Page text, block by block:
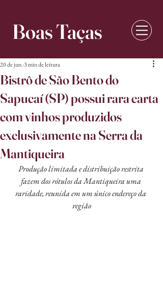
Boas Taças
Bistrô de São Bento do
Sapucaí (SP) possui rara carta
com vinhos produzidos
exclusivamente na Serra da
Mantiqueira
20 de jun.3 min de leitura
Produção limitada e distribuição restrita
fazem dos rótulos da Mantiqueira uma
raridade, reunida em um único endereço da
região